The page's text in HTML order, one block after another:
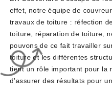
effet, notre équipe de
travaux de toiture : réfection
toiture, réparation de toiture,
pouvons de ce fait travailler
toiture et les différentes
tient un rôle important pour la
d’assurer des résultats pour